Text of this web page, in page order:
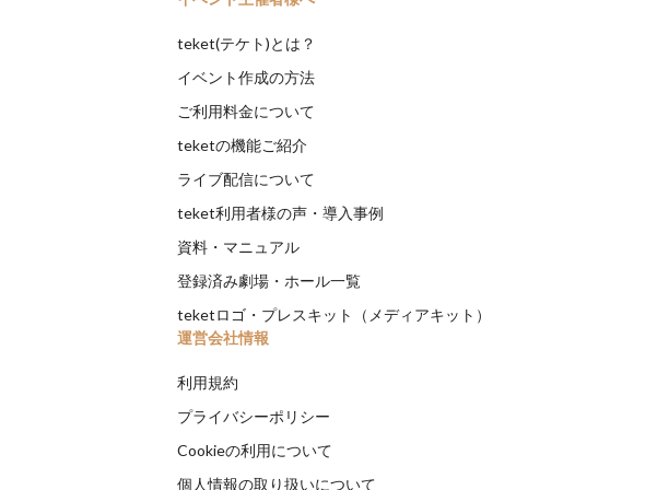
teket(テケト)とは？
イベント作成の方法
ご利用料金について
teketの機能ご紹介
ライブ配信について
teket利用者様の声・導入事例
資料・マニュアル
登録済み劇場・ホール一覧
teketロゴ・プレスキット（メディアキット）
運営会社情報
利用規約
プライバシーポリシー
Cookieの利用について
個人情報の取り扱いについて